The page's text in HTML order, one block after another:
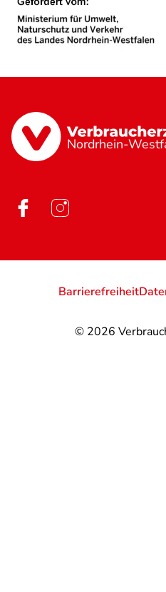
Nordrhein-
© 2026
Barrierefreiheit